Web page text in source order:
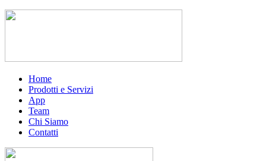
Home
Prodotti e Servizi
App
Team
Chi Siamo
Contatti